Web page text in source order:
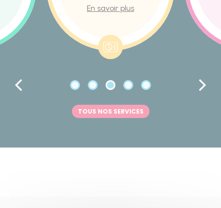
En savoir plus
TOUS NOS SERVICES